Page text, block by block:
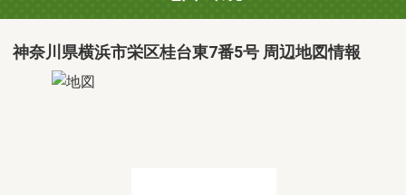
神奈川県横浜市栄区桂台東7番5号 周辺地図情報